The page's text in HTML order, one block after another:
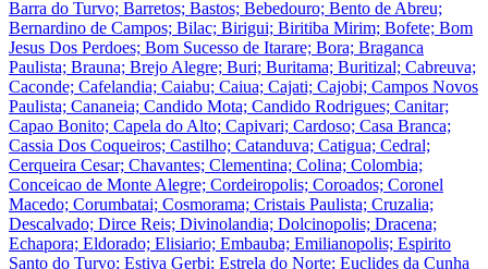
Barra do Turvo; Barretos; Bastos; Bebedouro; Bento de Abreu;
Bernardino de Campos; Bilac; Birigui; Biritiba Mirim; Bofete; Bom
Jesus Dos Perdoes; Bom Sucesso de Itarare; Bora; Braganca
Paulista; Brauna; Brejo Alegre; Buri; Buritama; Buritizal; Cabreuva;
Caconde; Cafelandia; Caiabu; Caiua; Cajati; Cajobi; Campos Novos
Paulista; Cananeia; Candido Mota; Candido Rodrigues; Canitar;
Capao Bonito; Capela do Alto; Capivari; Cardoso; Casa Branca;
Cassia Dos Coqueiros; Castilho; Catanduva; Catigua; Cedral;
Cerqueira Cesar; Chavantes; Clementina; Colina; Colombia;
Conceicao de Monte Alegre; Cordeiropolis; Coroados; Coronel
Macedo; Corumbatai; Cosmorama; Cristais Paulista; Cruzalia;
Descalvado; Dirce Reis; Divinolandia; Dolcinopolis; Dracena;
Echapora; Eldorado; Elisiario; Embauba; Emilianopolis; Espirito
Santo do Turvo; Estiva Gerbi; Estrela do Norte; Euclides da Cunha